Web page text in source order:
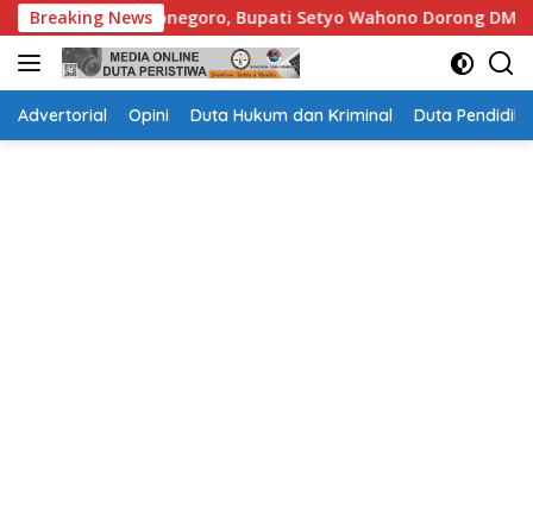
Langsung
ke
konten
Breaking News
Bupati Setyo Wahono Dorong DMI Aktif Membangun
Advertorial Opini Duta Hukum dan Kriminal Duta